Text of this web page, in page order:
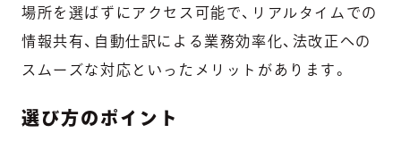
場所を選ばずにアクセス可能で、リアルタイムでの
情報共有、自動仕訳による業務効率化、法改正への
スムーズな対応といったメリットがあります。
選び方のポイント